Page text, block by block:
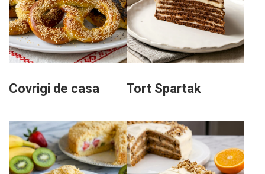
Covrigi de casa Tort Spartak